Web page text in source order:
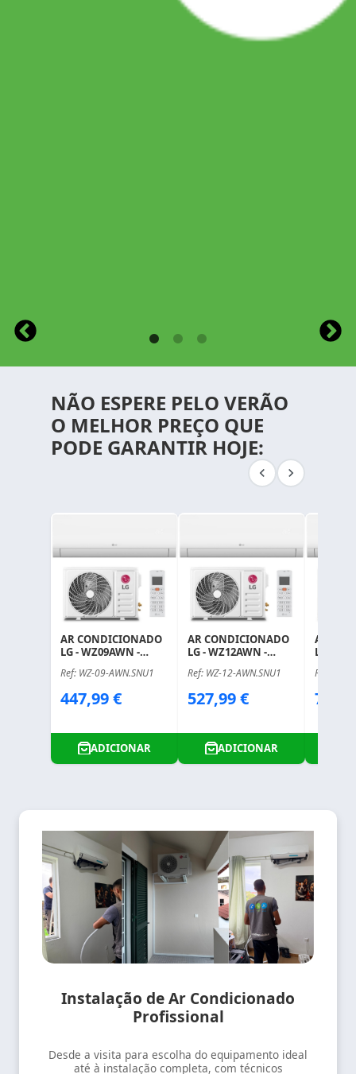
NÃO ESPERE PELO VERÃO
O MELHOR PREÇO QUE
PODE GARANTIR HOJE:
AR CONDICIONADO
LG - WZ09AWN -
WZ09AWN.SNU1 +
WZ09AWU.SUU1
Ref: WZ-09-AWN.SNU1
Price
447,99 €
ADICIONAR
AR CONDICIONADO
LG - WZ12AWN -
WZ12AWN.SNU1 +
WZ12AWU.SUU1
Ref: WZ-12-AWN.SNU1
Price
527,99 €
ADICIONAR
AR
LG -
Ref: WZ-
Price
Instalação de Ar Condicionado
Profissional
Desde a visita para escolha do equipamento ideal
até à instalação completa, com técnicos